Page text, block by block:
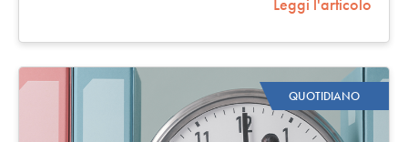
Leggi l'articolo
QUOTIDIANO